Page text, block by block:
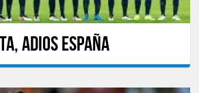
Adios España